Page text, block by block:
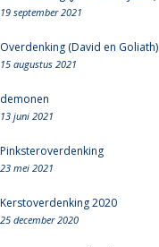
19 september 2021
Overdenking (David en Goliath)
15 augustus 2021
demonen
13 juni 2021
Pinksteroverdenking
23 mei 2021
Kerstoverdenking 2020
25 december 2020